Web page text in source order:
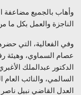
وأهاب بالجميع مضاعفة
الناجزة والعمل بكل ما
وفي الفعالية، التي
عصام السماوي، وهيئة
الدكتور عبدالملك
السالمي، والنائب
العدل القاضي نبيل